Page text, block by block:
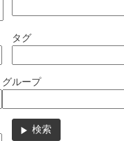
タグ
グループ